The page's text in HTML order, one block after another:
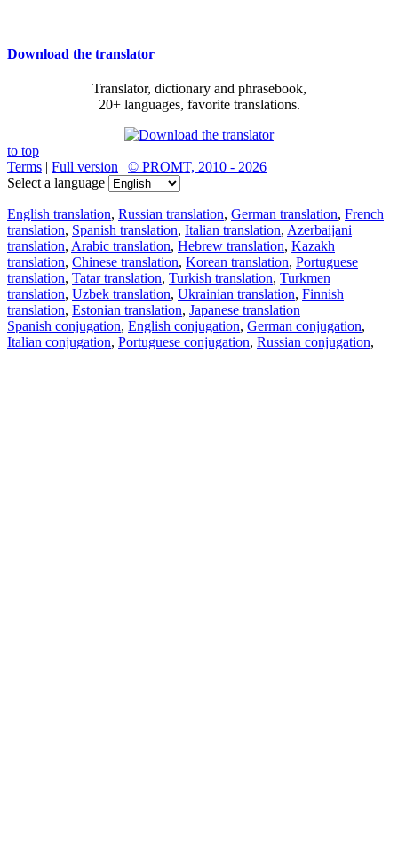
Download the translator
Translator, dictionary and phrasebook,
20+ languages, favorite translations.
to top
Terms | Full version | © PROMT, 2010 - 2026
Select a language
English translation, Russian translation, German translation, French
translation, Spanish translation, Italian translation, Azerbaijani
translation, Arabic translation, Hebrew translation, Kazakh
translation, Chinese translation, Korean translation, Portuguese
translation, Tatar translation, Turkish translation, Turkmen
translation, Uzbek translation, Ukrainian translation, Finnish
translation, Estonian translation, Japanese translation
Spanish conjugation, English conjugation, German conjugation,
Italian conjugation, Portuguese conjugation, Russian conjugation,